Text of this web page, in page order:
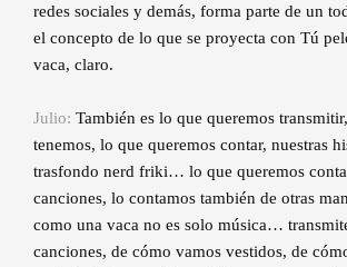
redes sociales y demás, forma parte de un
el concepto de lo que se proyecta con Tú
vaca, claro.
Julio: También es lo que queremos
tenemos, lo que queremos contar, nuestras
trasfondo nerd friki… lo que queremos
canciones, lo contamos también de otras
como una vaca no es solo música…
canciones, de cómo vamos vestidos, de